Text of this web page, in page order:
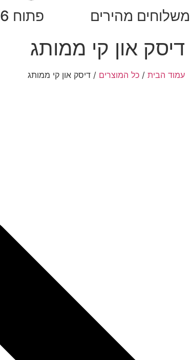
משלוחים מהירים פתוח 24/6
דיסק און קי ממותג
עמוד הבית / כל המוצרים / דיסק און קי ממותג